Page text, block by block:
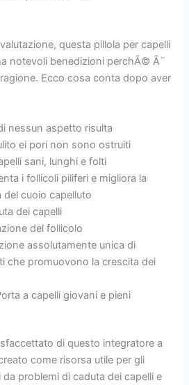
questa pillola per capelli
notevoli benedizioni perchÃ© Ã¨
Ecco cosa conta dopo aver
nessun aspetto risulta
ei pori non sono ostruiti
sani, lunghi e folti
i follicoli piliferi e migliora la
cuoio capelluto
dei capelli
del follicolo
assolutamente unica di
che promuovono la crescita dei
a capelli giovani e pieni
di questo integratore a
come risorsa utile per gli
problemi di caduta dei capelli e